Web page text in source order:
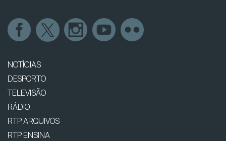
NOTÍCIAS
DESPORTO
TELEVISÃO
RÁDIO
RTP ARQUIVOS
RTP ENSINA